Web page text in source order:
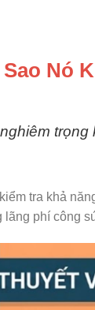
Nó
tra khả
lãng phí công